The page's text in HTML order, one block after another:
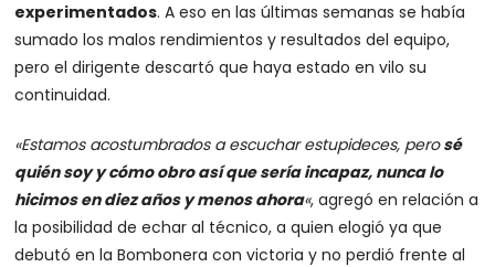
experimentados. A eso en las últimas semanas se había
sumado los malos rendimientos y resultados del equipo,
pero el dirigente descartó que haya estado en vilo su
continuidad.
«Estamos acostumbrados a escuchar estupideces, perosé
quién soy y cómo obro así que sería incapaz, nunca lo
hicimos en diez años y menos ahora«, agregó en relación a
la posibilidad de echar al técnico, a quien elogió ya que
debutó en la Bombonera con victoria y no perdió frente al